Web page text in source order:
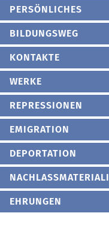
PERSÖNLICHES
BILDUNGSWEG
KONTAKTE
WERKE
REPRESSIONEN
EMIGRATION
DEPORTATION
EHRUNGEN